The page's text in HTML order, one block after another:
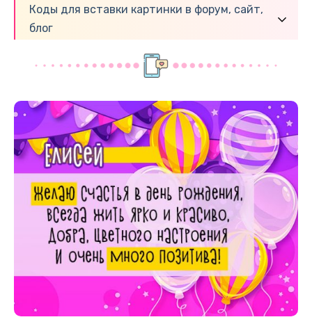
Коды для вставки картинки в форум, сайт,
блог